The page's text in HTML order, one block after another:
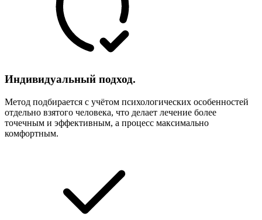
Индивидуальный подход.
Метод подбирается с учётом психологических особенностей
отдельно взятого человека, что делает лечение более
точечным и эффективным, а процесс максимально
комфортным.